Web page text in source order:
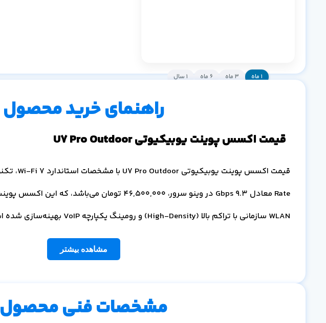
۱ ماه ۳ ماه ۶ ماه ۱ سال
راهنمای خرید محصول
قیمت اکسس پوینت یوبیکیوتی U7 Pro Outdoor
Rate معادل 9.3 Gbps در وینو سرور،
46,500,000
WLAN سازمانی با تراکم بالا (High-Density) و رومینگ یکپارچه VoIP بهینه‌سازی شده است.
مشاهده بیشتر
مشخصات فنی محصول